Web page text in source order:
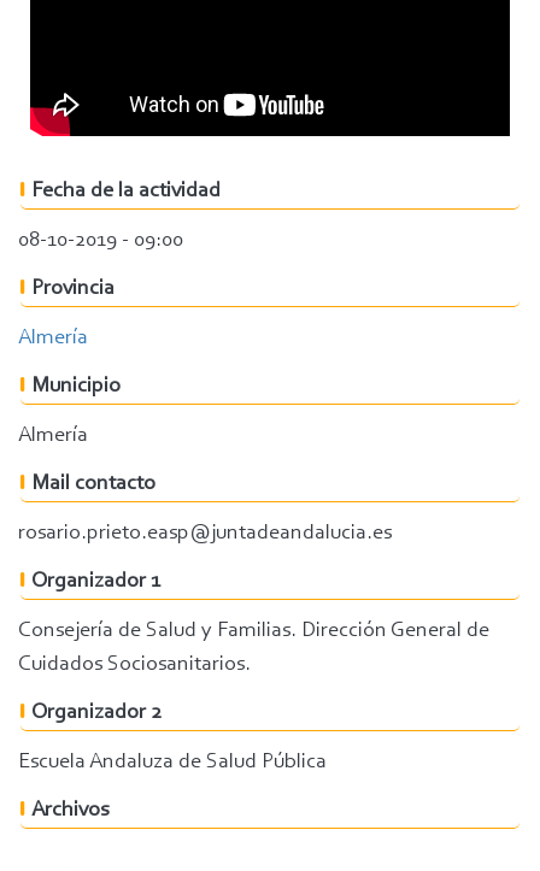
Fecha de la actividad
08-10-2019 - 09:00
Provincia
Almería
Municipio
Almería
Mail contacto
rosario.prieto.easp@juntadeandalucia.es
Organizador 1
Consejería de Salud y Familias. Dirección General de
Cuidados Sociosanitarios.
Organizador 2
Escuela Andaluza de Salud Pública
Archivos